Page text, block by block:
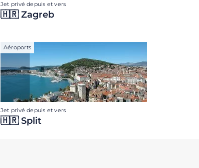
Jet privé depuis et vers
🇭🇷 Zagreb
Aéroports
Jet privé depuis et vers
🇭🇷 Split